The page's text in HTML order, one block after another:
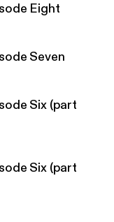
Eight
Seven
Six (part
Six (part